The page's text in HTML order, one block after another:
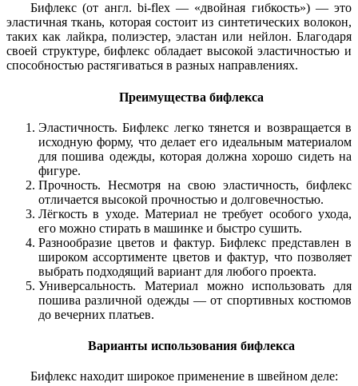
Бифлекс (от англ. bi-flex — «двойная гибкость») — это
эластичная ткань, которая состоит из синтетических волокон,
таких как лайкра, полиэстер, эластан или нейлон. Благодаря
своей структуре, бифлекс обладает высокой эластичностью и
способностью растягиваться в разных направлениях.
Преимущества бифлекса
Эластичность. Бифлекс легко тянется и возвращается в
исходную форму, что делает его идеальным материалом
для пошива одежды, которая должна хорошо сидеть на
фигуре.
Прочность. Несмотря на свою эластичность, бифлекс
отличается высокой прочностью и долговечностью.
Лёгкость в уходе. Материал не требует особого ухода,
его можно стирать в машинке и быстро сушить.
Разнообразие цветов и фактур. Бифлекс представлен в
широком ассортименте цветов и фактур, что позволяет
выбрать подходящий вариант для любого проекта.
Универсальность. Материал можно использовать для
пошива различной одежды — от спортивных костюмов
до вечерних платьев.
Варианты использования бифлекса
Бифлекс находит широкое применение в швейном деле: